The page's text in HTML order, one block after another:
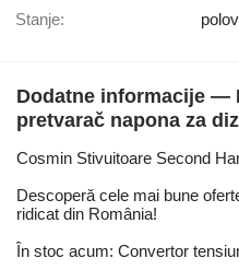
Stanje:
Dodatne informacije —
pretvarač napona za
Cosmin Stivuitoare Second
Descoperă cele mai bune
ridicat din România!
În stoc acum: Convertor